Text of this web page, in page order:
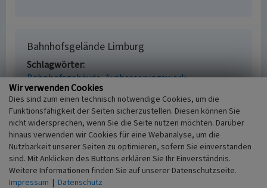
Bahnhofsgelände Limburg
Schlagwörter
Bahnhofsgebäude Ausbesserungswerk
Straße / Hausnummer
Joseph-Schneider Straße 1
Ort
65549 Limburg
Gesetzlich geschütztes Kulturdenkmal
Kein
Fachsicht(en)
Kulturlandschaftspflege, Denkmalpflege
Wir verwenden Cookies
Dies sind zum einen technisch notwendige Cookies, um die
Funktionsfähigkeit der Seiten sicherzustellen. Diesen können Sie
nicht widersprechen, wenn Sie die Seite nutzen möchten. Darüber
hinaus verwenden wir Cookies für eine Webanalyse, um die
Nutzbarkeit unserer Seiten zu optimieren, sofern Sie einverstanden
sind. Mit Anklicken des Buttons erklären Sie Ihr Einverständnis.
Weitere Informationen finden Sie auf unserer Datenschutzseite.
Impressum | Datenschutz